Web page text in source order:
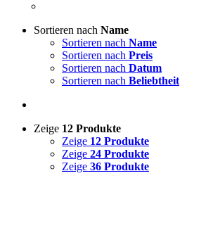
Sortieren nach Name
Sortieren nach Name
Sortieren nach Preis
Sortieren nach Datum
Sortieren nach Beliebtheit
Zeige 12 Produkte
Zeige 12 Produkte
Zeige 24 Produkte
Zeige 36 Produkte